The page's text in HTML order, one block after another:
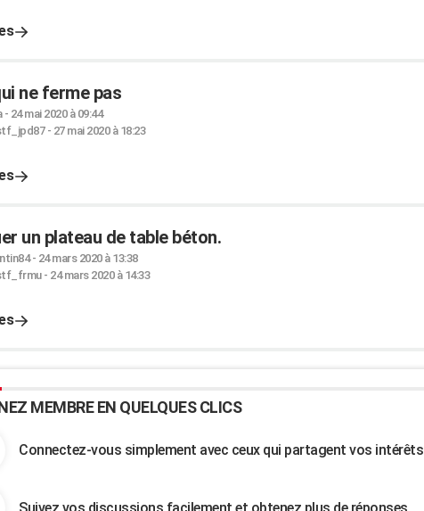
ne ferme pas
- 24 mai 2020 à 09:44
- 27 mai 2020 à 18:23
un plateau de table béton.
- 24 mars 2020 à 13:38
- 24 mars 2020 à 14:33
MEMBRE EN QUELQUES CLICS
Connectez-vous simplement avec ceux qui partagent vos intérêts